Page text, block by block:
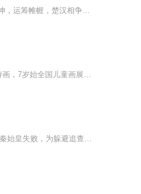
担负着光复故国的梦想奔走四方，满怀大义，博浪沙刺杀秦王，洞悉局势，鸿门宴上扭转乾坤，运筹帷幄，楚汉相争决胜于千里之外，在建立汉朝之后明哲保身而急流勇退。书中客观生动地讲述了张良在复杂的政治和军事斗争中展现出的卓越才能，以及他在功成名就之后淡薄处世的一生，他的高尚节操为青少年读者立下了一个典型的榜样。
苏州大风牛，胥良风，祖籍山东，出生地苏州，曾用笔名“风信子”。幼时即拜众高师习琴棋诗画，7岁始全国儿童画展赛金奖，作品多被艺术馆收藏，16岁始诗歌屡次获奖，80年代其“心迹”等朦胧诗广泛流传校园，结集“心旅随笔”七卷。后从事石油能源，多次参予...
张良（约公元前250—前186年），字子房，封为留侯，谥号文成，颍川城父人。张良因暗杀秦始皇失败，为躲避追查而改其他名字。张良是汉高祖刘邦的谋臣，汉朝的开国元勋之一，与萧何、韩信同为汉初三杰。